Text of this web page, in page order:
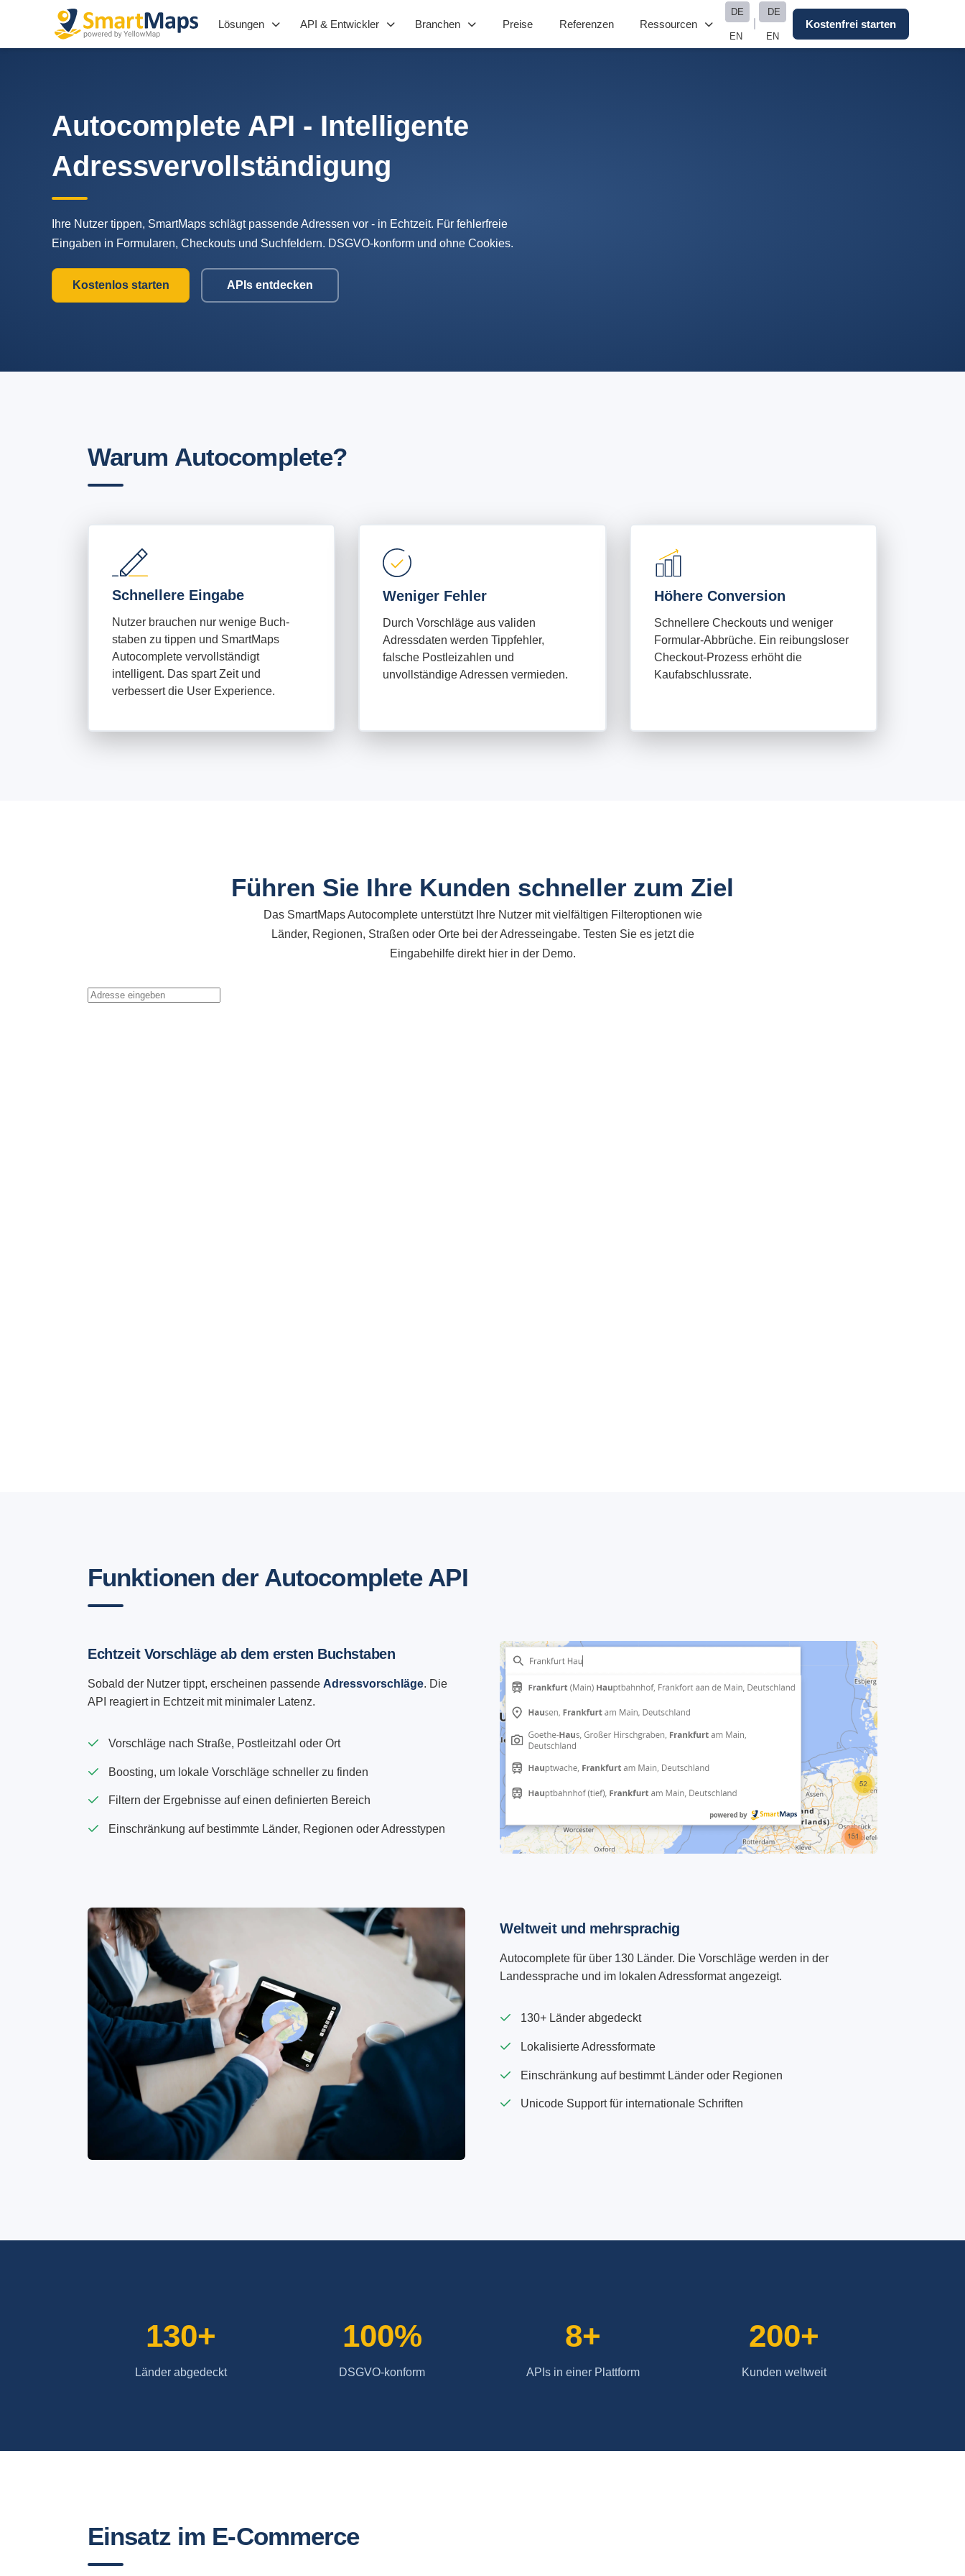
Lösungen API & Entwickler Branchen Preise Referenzen Ressourcen
DE
EN
DE
EN
Kostenfrei starten
Autocomplete API - Intelligente
Adress­vervollständigung
Ihre Nutzer tippen, SmartMaps schlägt passende Adressen vor - in Echtzeit. Für fehlerfreie
Eingaben in Formularen, Checkouts und Suchfeldern. DSGVO-konform und ohne Cookies.
Kostenlos starten APIs entdecken
Warum Autocomplete?
Schnellere Eingabe
Nutzer brauchen nur wenige Buch-
staben zu tippen und SmartMaps
Autocomplete vervollständigt
intelligent. Das spart Zeit und
verbessert die User Experience.
Weniger Fehler
Durch Vorschläge aus validen
Adressdaten werden Tippfehler,
falsche Postleizahlen und
unvollständige Adressen vermieden.
Höhere Conversion
Schnellere Checkouts und weniger
Formular-Abbrüche. Ein reibungsloser
Checkout-Prozess erhöht die
Kaufabschlussrate.
Führen Sie Ihre Kunden schneller zum Ziel
Das SmartMaps Autocomplete unterstützt Ihre Nutzer mit vielfältigen Filteroptionen wie
Länder, Regionen, Straßen oder Orte bei der Adresseingabe. Testen Sie es jetzt die
Eingabehilfe direkt hier in der Demo.
Funktionen der Autocomplete API
Echtzeit Vorschläge ab dem ersten Buchstaben
Sobald der Nutzer tippt, erscheinen passende Adressvorschläge. Die
API reagiert in Echtzeit mit minimaler Latenz.
Vorschläge nach Straße, Postleitzahl oder Ort
Boosting, um lokale Vorschläge schneller zu finden
Filtern der Ergebnisse auf einen definierten Bereich
Einschränkung auf bestimmte Länder, Regionen oder Adresstypen
Weltweit und mehrsprachig
Autocomplete für über 130 Länder. Die Vorschläge werden in der
Landessprache und im lokalen Adressformat angezeigt.
130+ Länder abgedeckt
Lokalisierte Adressformate
Einschränkung auf bestimmt Länder oder Regionen
Unicode Support für internationale Schriften
130+
Länder abgedeckt
100%
DSGVO-konform
8+
APIs in einer Plattform
200+
Kunden weltweit
Einsatz im E-Commerce